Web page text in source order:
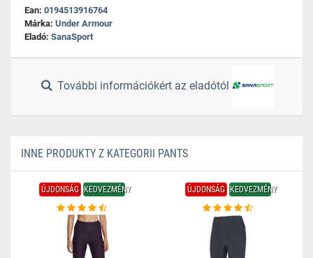
Ean: 0194513916764
Márka: Under Armour
Eladó: SanaSport
További információkért az eladótól
INNE PRODUKTY Z KATEGORII PANTS
ÚJDONSÁG KEDVEZMÉNY ÚJDONSÁG KEDVEZMÉNY